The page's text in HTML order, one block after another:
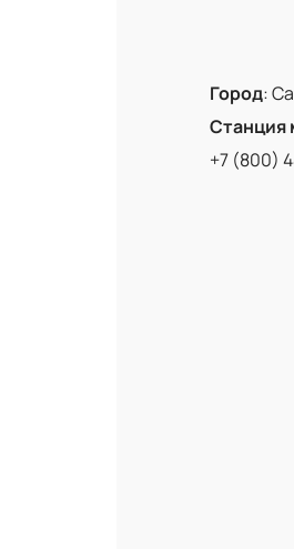
Город:
Станция
+7 (800)